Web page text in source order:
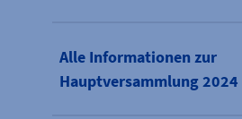
Alle Informationen zur
Hauptversammlung 2024